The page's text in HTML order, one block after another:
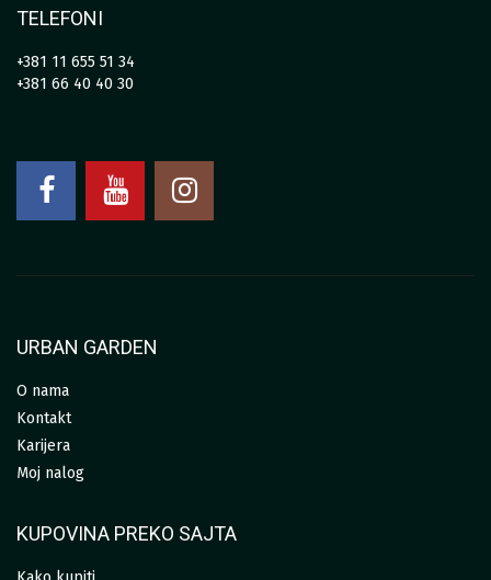
TELEFONI
+381 11 655 51 34
+381 66 40 40 30
URBAN GARDEN
O nama
Kontakt
Karijera
Moj nalog
KUPOVINA PREKO SAJTA